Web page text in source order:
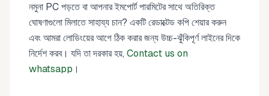
নমুনা PC পড়তে বা আপনার ইমপোর্ট পারমিটের সাথে অতিরিক্ত
ঘোষণাগুলো মিলাতে সাহায্য চান? একটি রেডাক্টেড কপি শেয়ার করুন
এবং আমরা লোডিংয়ের আগে ঠিক করার জন্য উচ্চ-ঝুঁকিপূর্ণ লাইনের দিকে
নির্দেশ করব। যদি তা দরকার হয়, Contact us on
whatsapp ।